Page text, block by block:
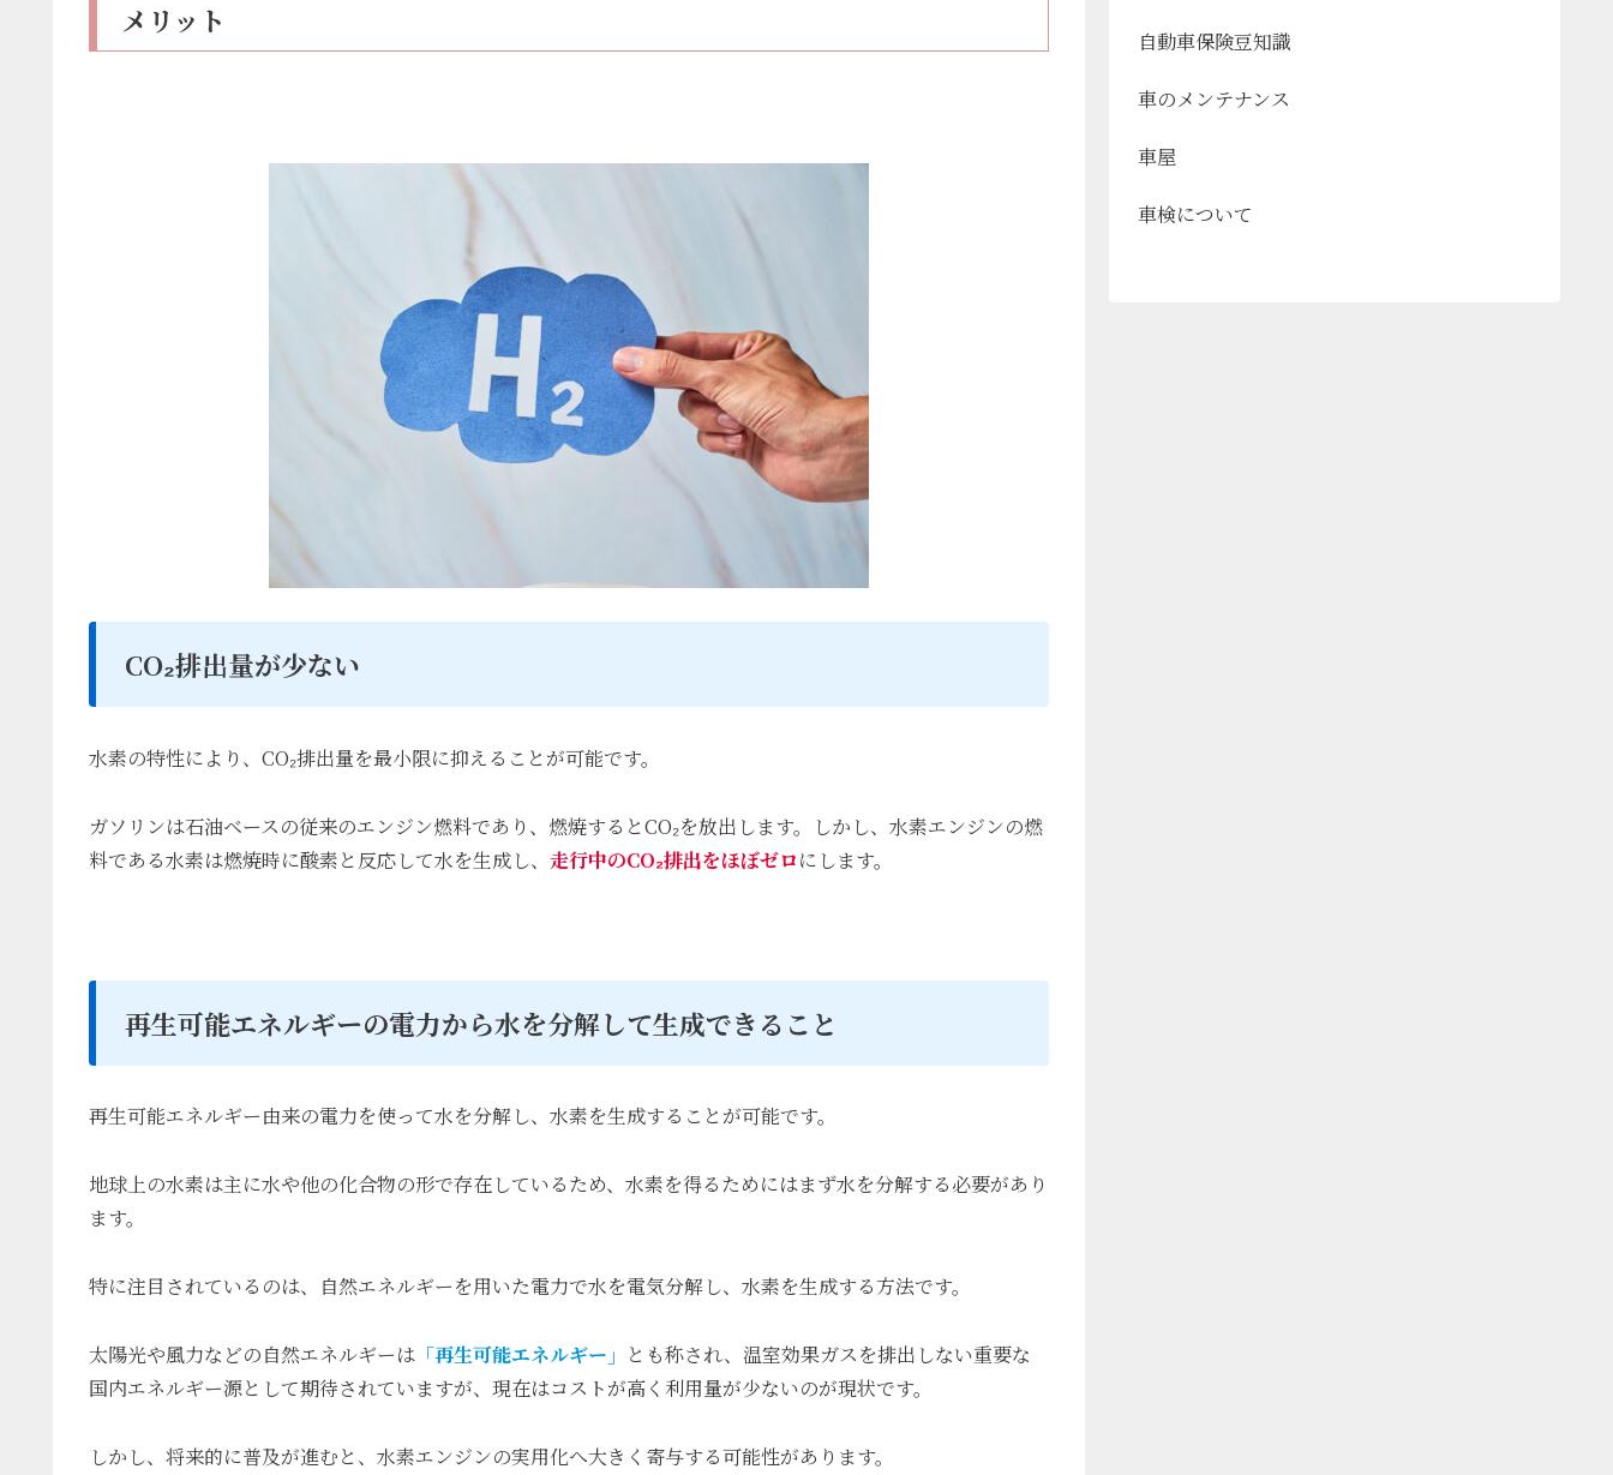
メリット
CO₂排出量が少ない
水素の特性により、CO₂排出量を最小限に抑えることが可能です。
ガソリンは石油ベースの従来のエンジン燃料であり、燃焼するとCO₂を放出します。しかし、水素エンジンの燃
料である水素は燃焼時に酸素と反応して水を生成し、 走行中のCO₂排出をほぼゼロにします。
再生可能エネルギーの電力から水を分解して生成できること
再生可能エネルギー由来の電力を使って水を分解し、水素を生成することが可能です。
地球上の水素は主に水や他の化合物の形で存在しているため、水素を得るためにはまず水を分解する必要があり
ます。
特に注目されているのは、自然エネルギーを用いた電力で水を電気分解し、水素を生成する方法です。
太陽光や風力などの自然エネルギーは 「再生可能エネルギー」 とも称され、温室効果ガスを排出しない重要な
国内エネルギー源として期待されていますが、現在はコストが高く利用量が少ないのが現状です。
しかし、将来的に普及が進むと、水素エンジンの実用化へ大きく寄与する可能性があります。
自動車保険豆知識
車のメンテナンス
車屋
車検について